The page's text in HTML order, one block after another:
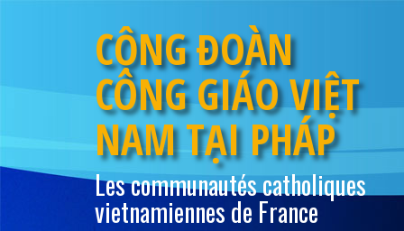
CỘNG ĐOÀN
CÔNG GIÁO VIỆT
NAM TẠI PHÁP
Les communautés catholiques
vietnamiennes de France